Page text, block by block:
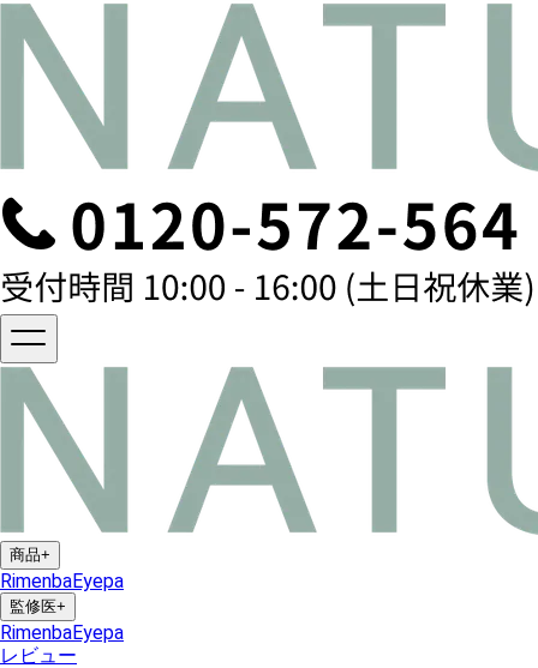
商品+
RimenbaEyepa
監修医+
RimenbaEyepa
レビュー